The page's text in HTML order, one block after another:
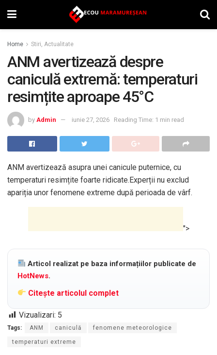
Home Stiri, Actualitate
ANM avertizează despre
caniculă extremă: temperaturi
resimțite aproape 45°C
by Admin iunie 27, 2026 Reading Time: 1 min read
ANM avertizează asupra unei canicule puternice, cu
temperaturi resimțite foarte ridicate.Experții nu exclud
apariția unor fenomene extreme după perioada de vârf.
">
Articol realizat pe baza informațiilor publicate de
HotNews.
Citește articolul complet
Vizualizari: 5
Tags: ANM caniculă fenomene meteorologice
temperaturi extreme